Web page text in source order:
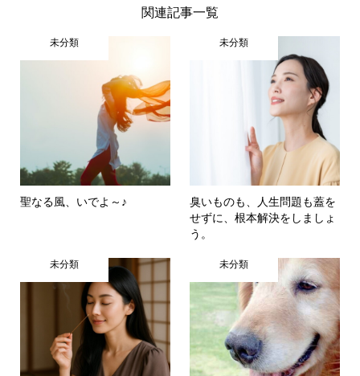
関連記事一覧
未分類
聖なる風、いでよ～♪
未分類
臭いものも、人生問題も蓋を
せずに、根本解決をしましょ
う。
未分類 未分類